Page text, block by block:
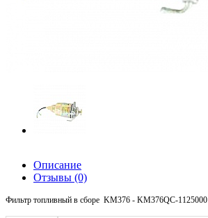
Описание
Отзывы (0)
Фильтр топливный в сборе KM376 - KM376QC-1125000